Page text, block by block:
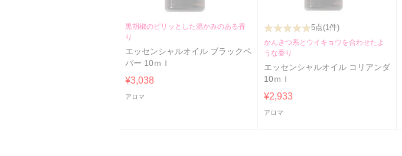
黒胡椒のピリッとした温かみのある香
り
エッセンシャルオイル ブラックペ
パー 10ｍｌ
¥3,038
アロマ
5点(1件)
かんきつ系とウイキョウを合わせたよ
うな香り
エッセンシャルオイル コリアンダ
10ｍｌ
¥2,933
アロマ